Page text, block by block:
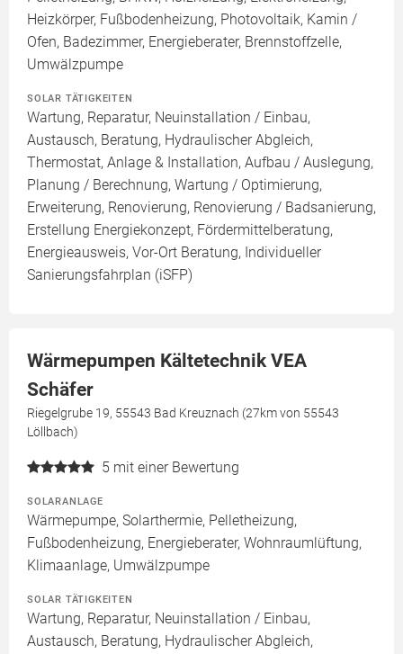
Heizkörper, Fußbodenheizung, Photovoltaik, Kamin /
Ofen, Badezimmer, Energieberater, Brennstoffzelle,
Umwälzpumpe
SOLAR TÄTIGKEITEN
Wartung, Reparatur, Neuinstallation / Einbau,
Austausch, Beratung, Hydraulischer Abgleich,
Thermostat, Anlage & Installation, Aufbau / Auslegung,
Planung / Berechnung, Wartung / Optimierung,
Erweiterung, Renovierung, Renovierung / Badsanierung,
Erstellung Energiekonzept, Fördermittelberatung,
Energieausweis, Vor-Ort Beratung, Individueller
Sanierungsfahrplan (iSFP)
Wärmepumpen Kältetechnik VEA
Schäfer
Riegelgrube 19, 55543 Bad Kreuznach (27km von 55543
Löllbach)
5 mit einer Bewertung
SOLARANLAGE
Wärmepumpe, Solarthermie, Pelletheizung,
Fußbodenheizung, Energieberater, Wohnraumlüftung,
Klimaanlage, Umwälzpumpe
SOLAR TÄTIGKEITEN
Wartung, Reparatur, Neuinstallation / Einbau,
Austausch, Beratung, Hydraulischer Abgleich,